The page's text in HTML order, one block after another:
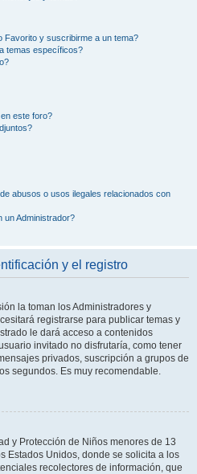
Favorito y suscribirme a un tema?
temas específicos?
este foro?
abusos o usos ilegales relacionados con
un Administrador?
y el registro
la toman los Administradores y
registrarse para publicar temas y
le dará acceso a contenidos
invitado no disfrutaría, como tener
privados, suscripción a grupos de
segundos. Es muy recomendable.
y Protección de Niños menores de 13
Estados Unidos, donde se solicita a los
recolectores de información, que